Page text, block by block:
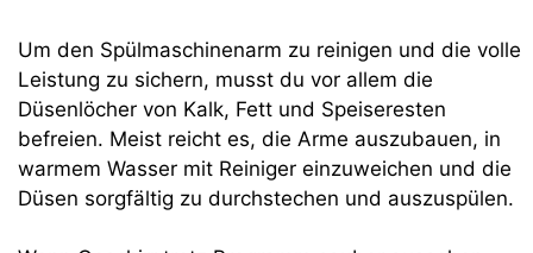
Um den Spülmaschinenarm zu reinigen und die volle
Leistung zu sichern, musst du vor allem die
Düsenlöcher von Kalk, Fett und Speiseresten
befreien. Meist reicht es, die Arme auszubauen, in
warmem Wasser mit Reiniger einzuweichen und die
Düsen sorgfältig zu durchstechen und auszuspülen.